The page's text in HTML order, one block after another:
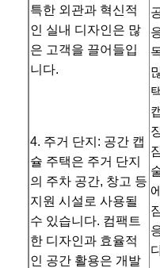
특한 외관과 혁신적
인 실내 디자인은 많
은 고객을 끌어들입
니다.
4. 주거 단지: 공간 캡
슐 주택은 주거 단지
의 주차 공간, 창고 등
지원 시설로 사용될
수 있습니다. 컴팩트
한 디자인과 효율적
인 공간 활용은 개발